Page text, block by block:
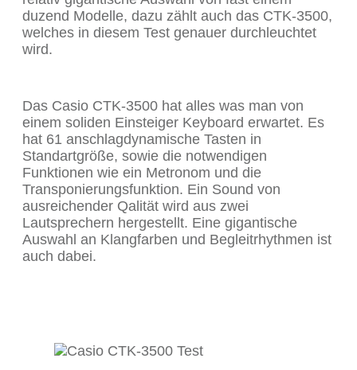
duzend Modelle, dazu zählt auch das CTK-3500,
welches in diesem Test genauer durchleuchtet
wird.
Das Casio CTK-3500 hat alles was man von
einem soliden Einsteiger Keyboard erwartet. Es
hat 61 anschlagdynamische Tasten in
Standartgröße, sowie die notwendigen
Funktionen wie ein Metronom und die
Transponierungsfunktion. Ein Sound von
ausreichender Qalität wird aus zwei
Lautsprechern hergestellt. Eine gigantische
Auswahl an Klangfarben und Begleitrhythmen ist
auch dabei.